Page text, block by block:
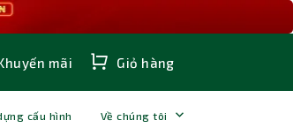
mãi Giỏ hàng
cấu hình Về chúng tôi